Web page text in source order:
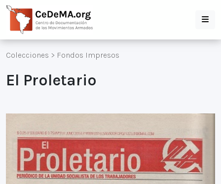
Colecciones > Fondos Impresos
El Proletario